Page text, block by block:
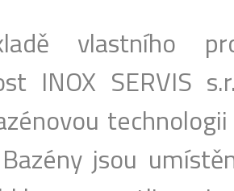
vlastního
INOX SERVIS
jsou